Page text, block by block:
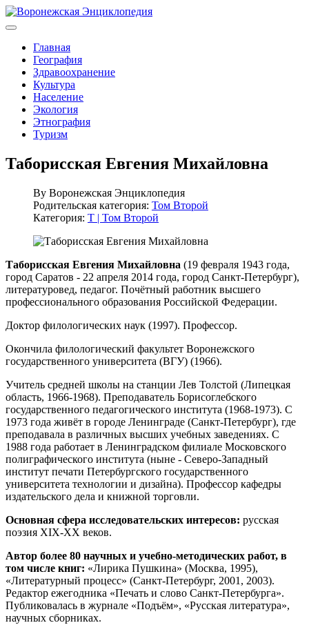
Главная
География
Здравоохранение
Культура
Население
Экология
Этнография
Туризм
Таборисская Евгения Михайловна
By Воронежская Энциклопедия
Родительская категория: Том Второй
Категория: Т | Том Второй
Таборисская Евгения Михайловна (19 февраля 1943 года,
город Саратов - 22 апреля 2014 года, город Санкт-Петербург),
литературовед, педагог. Почётный работник высшего
профессионального образования Российской Федерации.
Доктор филологических наук (1997). Профессор.
Окончила филологический факультет Воронежского
государственного университета (ВГУ) (1966).
Учитель средней школы на станции Лев Толстой (Липецкая
область, 1966-1968). Преподаватель Борисоглебского
государственного педагогического института (1968-1973). С
1973 года живёт в городе Ленинграде (Санкт-Петербург), где
преподавала в различных высших учебных заведениях. С
1988 года работает в Ленинградском филиале Московского
полиграфического института (ныне - Северо-Западный
институт печати Петербургского государственного
университета технологии и дизайна). Профессор кафедры
издательского дела и книжной торговли.
Основная сфера исследовательских интересов: русская
поэзия XIX-XX веков.
Автор более 80 научных и учебно-методических работ, в
том числе книг: «Лирика Пушкина» (Москва, 1995),
«Литературный процесс» (Санкт-Петербург, 2001, 2003).
Редактор ежегодника «Печать и слово Санкт-Петербурга».
Публиковалась в журнале «Подъём», «Русская литература»,
научных сборниках.